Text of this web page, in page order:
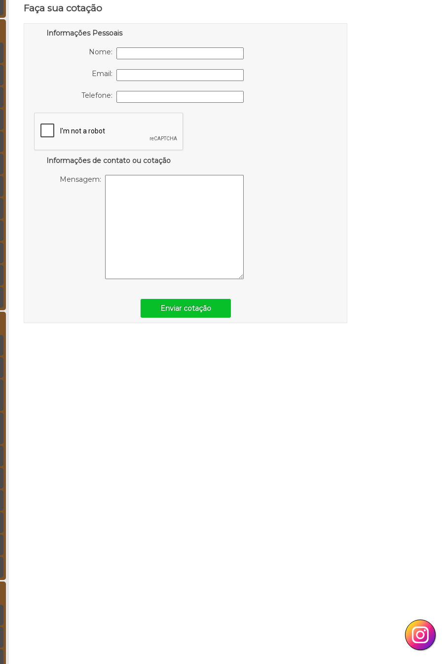
Faça sua cotação
Informações Pessoais
Nome:
Email:
Telefone:
Informações de contato ou cotação
Mensagem:
Enviar cotação